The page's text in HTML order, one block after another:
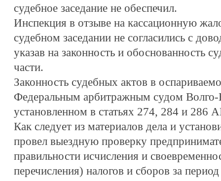
судебное заседание не обеспечил.
Инспекция в отзыве на кассационную
судебном заседании не согласились с
указав на законность и обоснованность
части.
Законность судебных актов в
Федеральным арбитражным судом Волго-
установленном в статьях 274, 284 и 286
Как следует из материалов дела и
провел выездную проверку
правильности исчисления и
перечисления) налогов и сборов за